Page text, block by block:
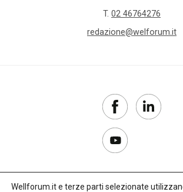
T. 02 46764276
redazione@welforum.it
Wellforum.it e terze parti selezionate